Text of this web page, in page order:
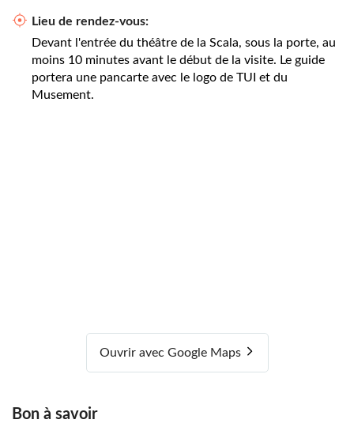
Lieu de rendez-vous:
Devant l'entrée du théâtre de la Scala, sous la porte, au
moins 10 minutes avant le début de la visite. Le guide
portera une pancarte avec le logo de TUI et du
Musement.
Ouvrir avec Google Maps
Bon à savoir